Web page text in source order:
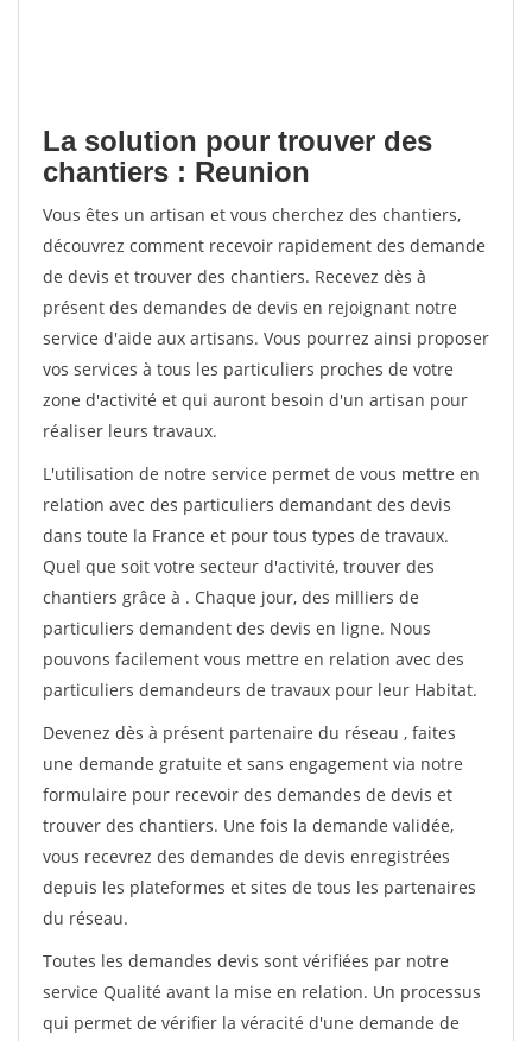
La solution pour trouver des
chantiers : Reunion
Vous êtes un artisan et vous cherchez des chantiers,
découvrez comment recevoir rapidement des demande
de devis et trouver des chantiers. Recevez dès à
présent des demandes de devis en rejoignant notre
service d'aide aux artisans. Vous pourrez ainsi proposer
vos services à tous les particuliers proches de votre
zone d'activité et qui auront besoin d'un artisan pour
réaliser leurs travaux.
L'utilisation de notre service permet de vous mettre en
relation avec des particuliers demandant des devis
dans toute la France et pour tous types de travaux.
Quel que soit votre secteur d'activité, trouver des
chantiers grâce à . Chaque jour, des milliers de
particuliers demandent des devis en ligne. Nous
pouvons facilement vous mettre en relation avec des
particuliers demandeurs de travaux pour leur Habitat.
Devenez dès à présent partenaire du réseau , faites
une demande gratuite et sans engagement via notre
formulaire pour recevoir des demandes de devis et
trouver des chantiers. Une fois la demande validée,
vous recevrez des demandes de devis enregistrées
depuis les plateformes et sites de tous les partenaires
du réseau.
Toutes les demandes devis sont vérifiées par notre
service Qualité avant la mise en relation. Un processus
qui permet de vérifier la véracité d'une demande de